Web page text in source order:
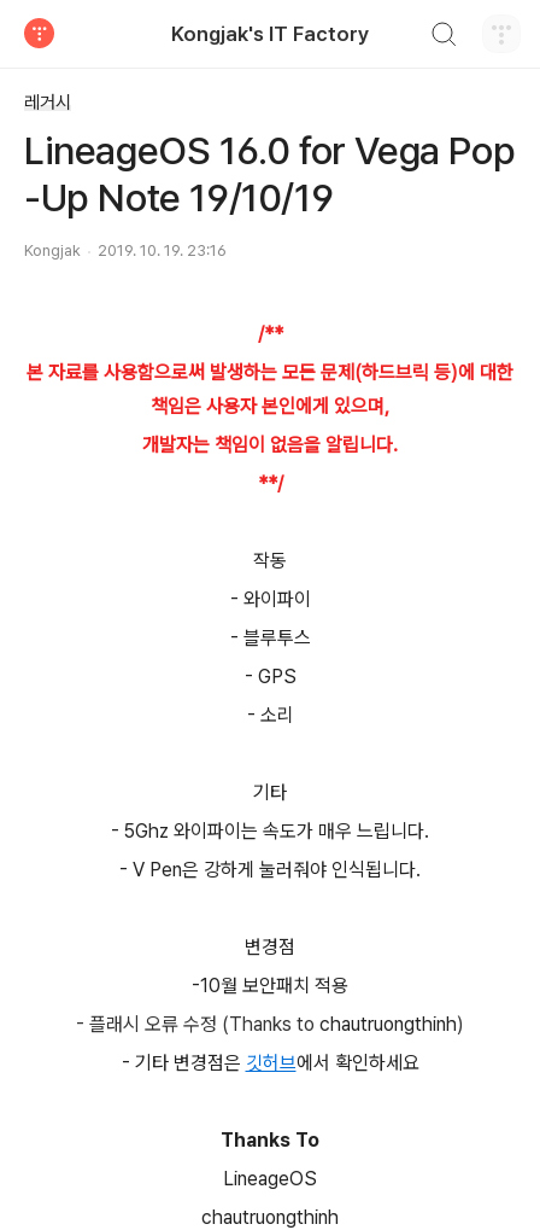
Kongjak's IT Factory
레거시
LineageOS 16.0 for Vega Pop
-Up Note 19/10/19
Kongjak 2019. 10. 19. 23:16
/**
본 자료를 사용함으로써 발생하는 모든 문제(하드브릭 등)에 대한
책임은 사용자 본인에게 있으며,
개발자는 책임이 없음을 알립니다.
**/
작동
- 와이파이
- 블루투스
- GPS
- 소리
기타
- 5Ghz 와이파이는 속도가 매우 느립니다.
- V Pen은 강하게 눌러줘야 인식됩니다.
변경점
-10월 보안패치 적용
- 플래시 오류 수정 (Thanks to chautruongthinh)
- 기타 변경점은 깃허브에서 확인하세요
Thanks To
LineageOS
chautruongthinh